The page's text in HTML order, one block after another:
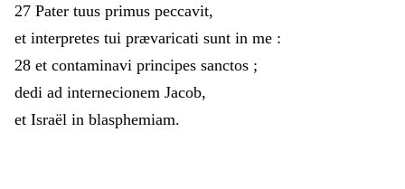
27 Pater tuus primus peccavit,
et interpretes tui prævaricati sunt in me :
28 et contaminavi principes sanctos ;
dedi ad internecionem Jacob,
et Israël in blasphemiam.